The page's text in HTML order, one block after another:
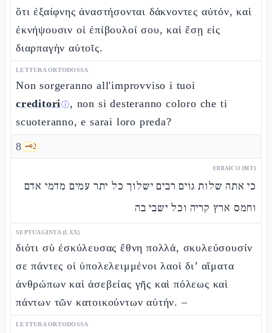
ὅτι ἐξαίφνης ἀναστήσονται δάκνοντες αὐτόν, καὶ
ἐκνήψουσιν οἱ ἐπίβουλοί σου, καὶ ἔσῃ εἰς
διαρπαγὴν αὐτοῖς.
LETTURA ORTODOSSA
Non sorgeranno all'improvviso i tuoi
creditoriⓘ, non si desteranno coloro che ti
scuoteranno, e sarai loro preda?
8 🗝️2
EBRAICO (MT)
כי אתה שלות גוים רבים ישלוך כל יתר עמים מדמי אדם
וחמס ארץ קריה וכל ישבי בה
SEPTUAGINTA (LXX)
διότι σὺ ἐσκύλευσας ἔθνη πολλά, σκυλεύσουσίν
σε πάντες οἱ ὑπολελειμμένοι λαοὶ δι’ αἵματα
ἀνθρώπων καὶ ἀσεβείας γῆς καὶ πόλεως καὶ
πάντων τῶν κατοικούντων αὐτήν. –
LETTURA ORTODOSSA